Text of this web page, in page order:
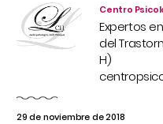
Centro
Expertos
del
H)
29 de noviembre de 2018